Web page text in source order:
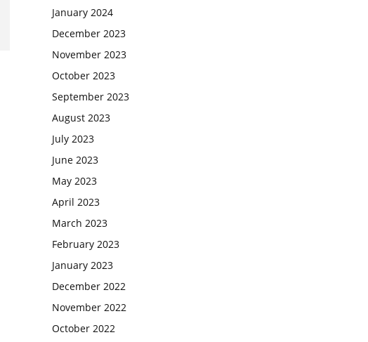
January 2024
December 2023
November 2023
October 2023
September 2023
August 2023
July 2023
June 2023
May 2023
April 2023
March 2023
February 2023
January 2023
December 2022
November 2022
October 2022